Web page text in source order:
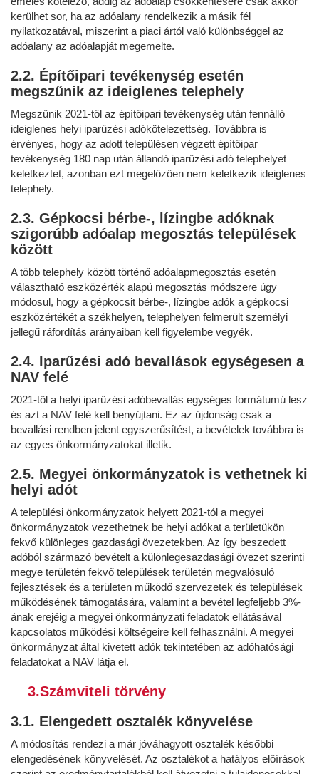
kerülhet sor, ha az adóalany rendelkezik a másik fél
nyilatkozatával, miszerint a piaci ártól való különbséggel az
adóalany az adóalapját megemelte.
2.2. Építőipari tevékenység esetén
megszűnik az ideiglenes telephely
Megszűnik 2021-től az építőipari tevékenység után fennálló
ideiglenes helyi iparűzési adókötelezettség. Továbbra is
érvényes, hogy az adott településen végzett építőipar
tevékenység 180 nap után állandó iparűzési adó telephelyet
keletkeztet, azonban ezt megelőzően nem keletkezik ideiglenes
telephely.
2.3. Gépkocsi bérbe-, lízingbe adóknak
szigorúbb adóalap megosztás települések
között
A több telephely között történő adóalapmegosztás esetén
választható eszközérték alapú megosztás módszere úgy
módosul, hogy a gépkocsit bérbe-, lízingbe adók a gépkocsi
eszközértékét a székhelyen, telephelyen felmerült személyi
jellegű ráfordítás arányaiban kell figyelembe vegyék.
2.4. Iparűzési adó bevallások egységesen a
NAV felé
2021-től a helyi iparűzési adóbevallás egységes formátumú lesz
és azt a NAV felé kell benyújtani. Ez az újdonság csak a
bevallási rendben jelent egyszerűsítést, a bevételek továbbra is
az egyes önkormányzatokat illetik.
2.5. Megyei önkormányzatok is vethetnek ki
helyi adót
A települési önkormányzatok helyett 2021-tól a megyei
önkormányzatok vezethetnek be helyi adókat a területükön
fekvő különleges gazdasági övezetekben. Az így beszedett
adóból származó bevételt a különlegesazdasági övezet szerinti
megye területén fekvő települések területén megvalósuló
fejlesztések és a területen működő szervezetek és települések
működésének támogatására, valamint a bevétel legfeljebb 3%-
ának erejéig a megyei önkormányzati feladatok ellátásával
kapcsolatos működési költségeire kell felhasználni. A megyei
önkormányzat által kivetett adók tekintetében az adóhatósági
feladatokat a NAV látja el.
3.Számviteli törvény
3.1. Elengedett osztalék könyvelése
A módosítás rendezi a már jóváhagyott osztalék későbbi
elengedésének könyvelését. Az osztalékot a hatályos előírások